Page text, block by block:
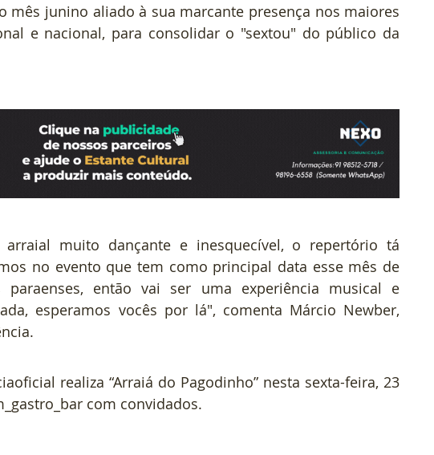
mês junino aliado à sua marcante presença nos maiores
e nacional, para consolidar o "sextou" do público da
muito dançante e inesquecível, o repertório tá
no evento que tem como principal data esse mês de
então vai ser uma experiência musical e
esperamos vocês por lá", comenta Márcio Newber,
realiza “Arraiá do Pagodinho” nesta sexta-feira, 23
com convidados.